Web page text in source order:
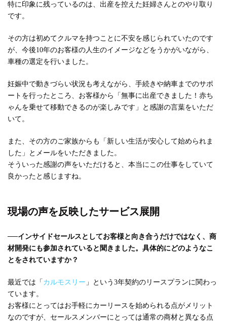
特に印象に残っているのは、出産を控えた妊婦さんとのやり取り
です。
その方は初めてクルマを持つことに不安を感じられていたのです
が、今後10年のお客様の人生のイメージなどをうかがいながら、
車種の選定を行いました。
妊娠中で動きづらい状況も考えながら、手続きや納車までのサポ
ートを行ったところ、お客様から「無事に出産できました！赤ち
ゃんを乗せて移動できるのが楽しみです」と感謝の言葉をいただ
いて。
また、その方のご家族からも「新しい生活が安心して始められま
した」とメールをいただきました。
そういった感謝の声をいただけると、本当にこの仕事をしていて
良かったと感じますね。
現場の声を反映したサービス展開
──インサイドセールスとしてお客様と向き合うだけではなく、商
材開発にも参加されていると聞きました。具体的にどのようなこ
とをされていますか？
最近では「 カルモスリー 」という3年契約のリースプランに関わっ
ています。
お客様にとってはお手軽にカーリースを始められる点がメリット
なのですが、セールスメンバーにとっては通常の商材と異なる点